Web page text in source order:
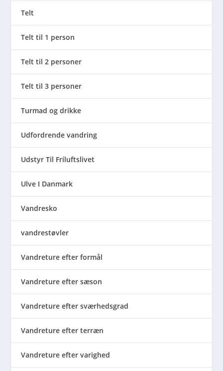
Telt
Telt til 1 person
Telt til 2 personer
Telt til 3 personer
Turmad og drikke
Udfordrende vandring
Udstyr Til Friluftslivet
Ulve I Danmark
Vandresko
vandrestøvler
Vandreture efter formål
Vandreture efter sæson
Vandreture efter sværhedsgrad
Vandreture efter terræn
Vandreture efter varighed